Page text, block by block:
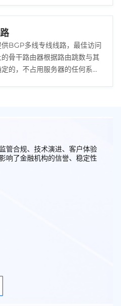
BGP多线专线线路，最佳访问
骨干路由器根据路由跳数与其
的，不占用服务器的任何系统
管合规、技术演进、客户体验
响了金融机构的信誉、稳定性